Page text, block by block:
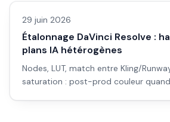
29 juin 2026
Étalonnage DaVinci Resolve :
plans IA hétérogènes
Nodes, LUT, match entre Kling/
saturation : post-prod couleur